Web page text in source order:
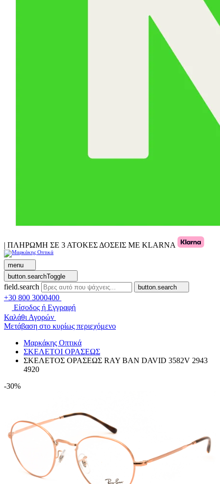
| ΠΛΗΡΩΜΗ ΣΕ 3 ΑΤΟΚΕΣ ΔΟΣΕΙΣ ΜΕ KLARNA
menu
button.searchToggle
field.search button.search
+30 800 3000400
Είσοδος ή Εγγραφή
Καλάθι Αγορών
Μετάβαση στο κυρίως περιεχόμενο
Μαρκάκης Οπτικά
ΣΚΕΛΕΤΟΙ ΟΡΑΣΕΩΣ
ΣΚΕΛΕΤΟΣ ΟΡΑΣΕΩΣ RAY BAN DAVID 3582V 2943
4920
-30%